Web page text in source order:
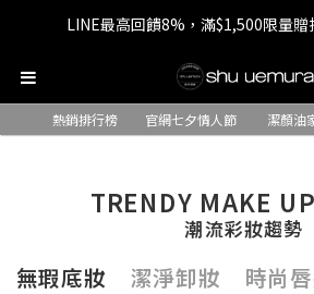
七夕情人節 全站9折，下單享免運
LINE最高回饋8%，滿$1,500限量
七夕情人節 全站9折，下單享免運
熱銷排行榜 官網七夕情人節 潔顏油
TRENDY MAKE
潮流彩妝趨勢
無瑕底妝 潔淨卸妝 時尚